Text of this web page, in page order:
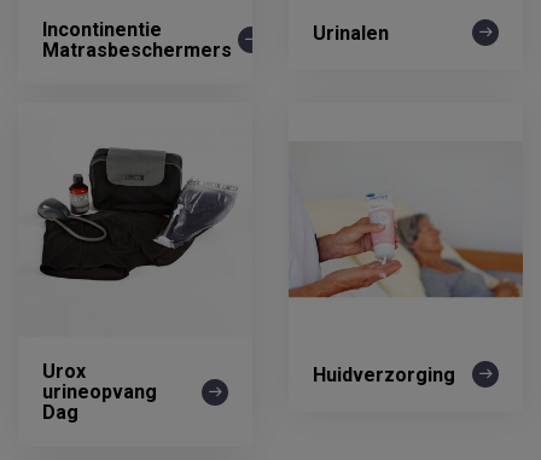
Incontinentie
Matrasbeschermers
Urinalen
Urox
urineopvang
Dag
Huidverzorging